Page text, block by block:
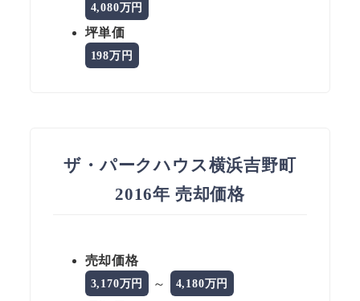
4,080万円
坪単価
198万円
ザ・パークハウス横浜吉野町
2016年 売却価格
売却価格
3,170万円 ～ 4,180万円